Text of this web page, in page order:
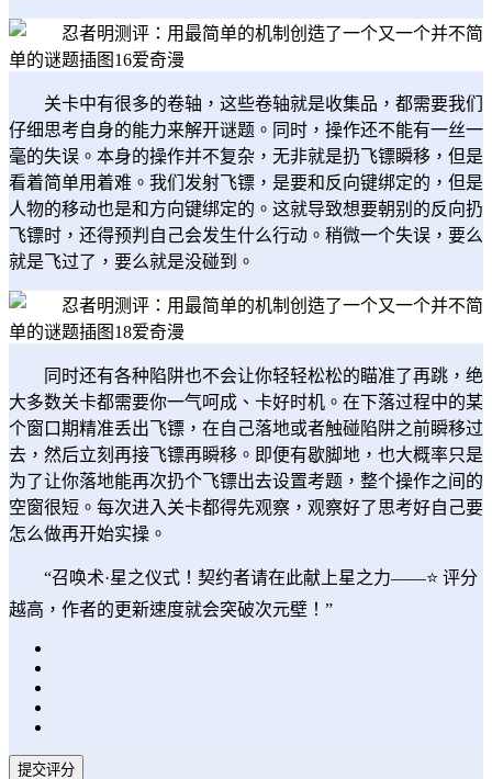
关卡中有很多的卷轴，这些卷轴就是收集品，都需要我们
仔细思考自身的能力来解开谜题。同时，操作还不能有一丝一
毫的失误。本身的操作并不复杂，无非就是扔飞镖瞬移，但是
看着简单用着难。我们发射飞镖，是要和反向键绑定的，但是
人物的移动也是和方向键绑定的。这就导致想要朝别的反向扔
飞镖时，还得预判自己会发生什么行动。稍微一个失误，要么
就是飞过了，要么就是没碰到。
同时还有各种陷阱也不会让你轻轻松松的瞄准了再跳，绝
大多数关卡都需要你一气呵成、卡好时机。在下落过程中的某
个窗口期精准丢出飞镖，在自己落地或者触碰陷阱之前瞬移过
去，然后立刻再接飞镖再瞬移。即便有歇脚地，也大概率只是
为了让你落地能再次扔个飞镖出去设置考题，整个操作之间的
空窗很短。每次进入关卡都得先观察，观察好了思考好自己要
怎么做再开始实操。
“召唤术·星之仪式！契约者请在此献上星之力——⭐ 评分
越高，作者的更新速度就会突破次元壁！”
提交评分